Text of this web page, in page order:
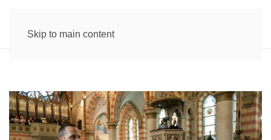
Skip to main content